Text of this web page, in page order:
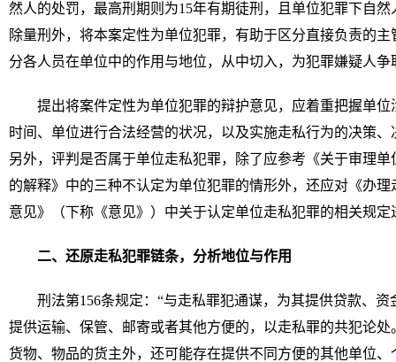
然人的处罚，最高刑期则为15年有期徒刑，且单位犯罪下自
除量刑外，将本案定性为单位犯罪，有助于区分直接负责的
分各人员在单位中的作用与地位，从中切入，为犯罪嫌疑人
提出将案件定性为单位犯罪的辩护意见，应着重把握单
时间、单位进行合法经营的状况，以及实施走私行为的决策
另外，评判是否属于单位走私犯罪，除了应参考《关于审理
的解释》中的三种不认定为单位犯罪的情形外，还应对《办
意见》（下称《意见》）中关于认定单位走私犯罪的相关规定
二、还原走私犯罪链条，分析地位与作用
刑法第156条规定：“与走私罪犯通谋，为其提供贷款、
提供运输、保管、邮寄或者其他方便的，以走私罪的共犯论
货物、物品的货主外，还可能存在提供不同方便的其他单位